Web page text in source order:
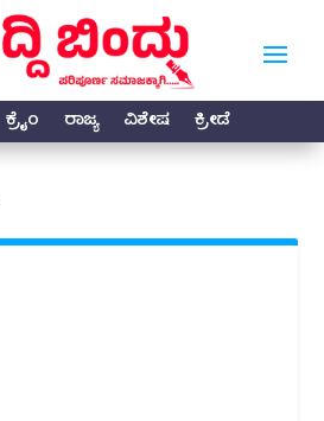
ಕ್ರೈಂ ರಾಜ್ಯ ವಿಶೇಷ ಕ್ರೀಡೆ